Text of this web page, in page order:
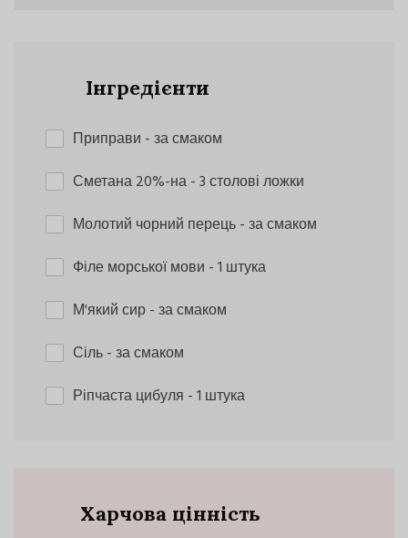
Інгредієнти
Приправи - за смаком
Сметана 20%-на- 3 столові ложки
Молотий чорний перець- за смаком
Філе морської мови - 1 штука
М'який сир- за смаком
Сіль- за смаком
Ріпчаста цибуля - 1 штука
Харчова цінність